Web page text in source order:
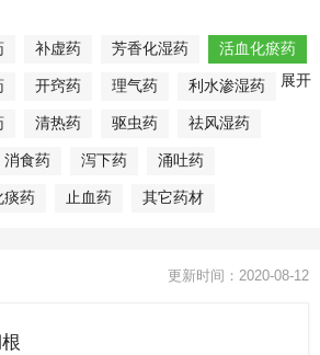
补虚药 芳香化湿药 活血化瘀药
开窍药 理气药 利水渗湿药
清热药 驱虫药 祛风湿药
消食药 泻下药 涌吐药
痰药 止血药 其它药材
展开
更新时间：2020-08-12